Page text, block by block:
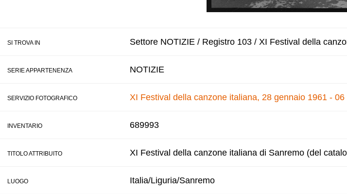
SI TROVA IN Settore NOTIZIE / Registro 103 / XI Festival della
SERIE APPARTENENZA NOTIZIE
SERVIZIO FOTOGRAFICO XI Festival della canzone italiana, 28 gennaio 1961 -
INVENTARIO 689993
TITOLO ATTRIBUITO XI Festival della canzone italiana di Sanremo (del
LUOGO Italia/Liguria/Sanremo